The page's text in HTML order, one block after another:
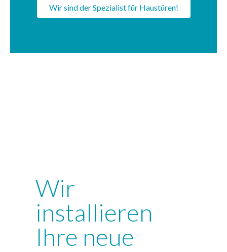
Wir sind der Spezialist für Haustüren!
Wir
installieren
Ihre neue